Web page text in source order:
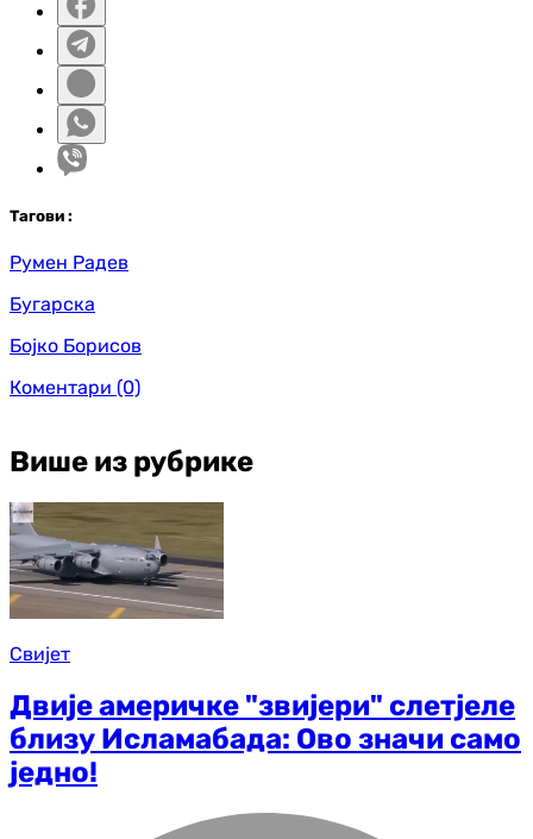
Тагови :
Румен Радев
Бугарска
Бојко Борисов
Коментари (0)
Више из рубрике
Свијет
Двије америчке "звијери" слетјеле
близу Исламабада: Ово значи само
једно!